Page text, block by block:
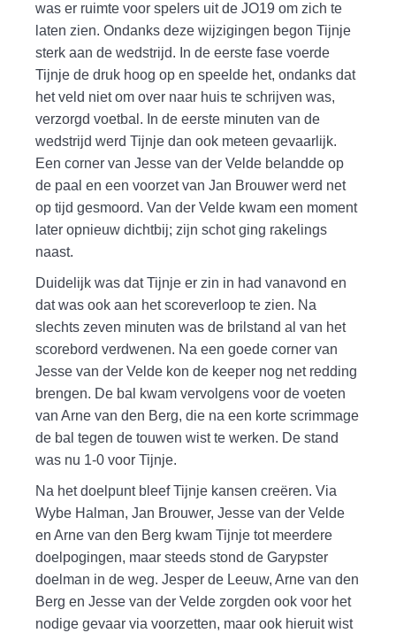
was er ruimte voor spelers uit de JO19 om zich te
laten zien. Ondanks deze wijzigingen begon Tijnje
sterk aan de wedstrijd. In de eerste fase voerde
Tijnje de druk hoog op en speelde het, ondanks dat
het veld niet om over naar huis te schrijven was,
verzorgd voetbal. In de eerste minuten van de
wedstrijd werd Tijnje dan ook meteen gevaarlijk.
Een corner van Jesse van der Velde belandde op
de paal en een voorzet van Jan Brouwer werd net
op tijd gesmoord. Van der Velde kwam een moment
later opnieuw dichtbij; zijn schot ging rakelings
naast.
Duidelijk was dat Tijnje er zin in had vanavond en
dat was ook aan het scoreverloop te zien. Na
slechts zeven minuten was de brilstand al van het
scorebord verdwenen. Na een goede corner van
Jesse van der Velde kon de keeper nog net redding
brengen. De bal kwam vervolgens voor de voeten
van Arne van den Berg, die na een korte scrimmage
de bal tegen de touwen wist te werken. De stand
was nu 1-0 voor Tijnje.
Na het doelpunt bleef Tijnje kansen creëren. Via
Wybe Halman, Jan Brouwer, Jesse van der Velde
en Arne van den Berg kwam Tijnje tot meerdere
doelpogingen, maar steeds stond de Garypster
doelman in de weg. Jesper de Leeuw, Arne van den
Berg en Jesse van der Velde zorgden ook voor het
nodige gevaar via voorzetten, maar ook hieruit wist